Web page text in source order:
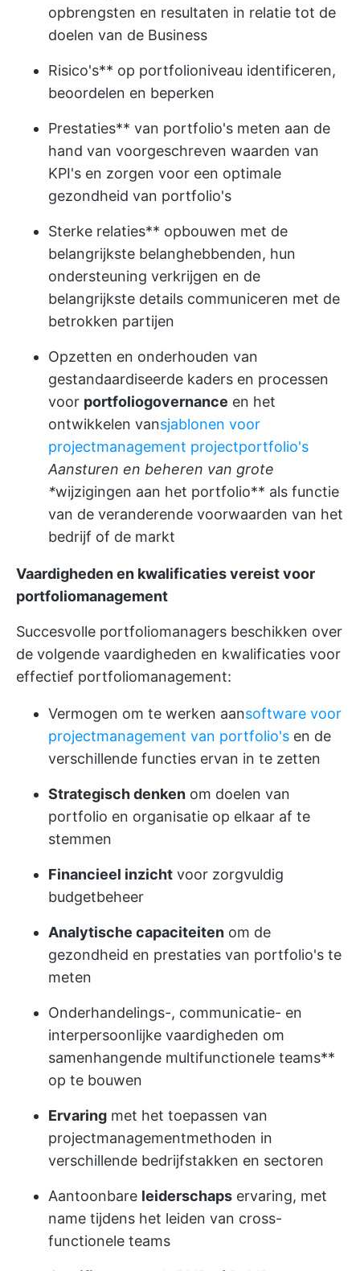
opbrengsten en resultaten in relatie tot de
doelen van de Business
Risico's** op portfolioniveau identificeren,
beoordelen en beperken
Prestaties** van portfolio's meten aan de
hand van voorgeschreven waarden van
KPI's en zorgen voor een optimale
gezondheid van portfolio's
Sterke relaties** opbouwen met de
belangrijkste belanghebbenden, hun
ondersteuning verkrijgen en de
belangrijkste details communiceren met de
betrokken partijen
Opzetten en onderhouden van
gestandaardiseerde kaders en processen
voor portfoliogovernance en het
ontwikkelen vansjablonen voor
projectmanagement projectportfolio's
Aansturen en beheren van grote
*wijzigingen aan het portfolio** als functie
van de veranderende voorwaarden van het
bedrijf of de markt
Vaardigheden en kwalificaties vereist voor
portfoliomanagement
Succesvolle portfoliomanagers beschikken over
de volgende vaardigheden en kwalificaties voor
effectief portfoliomanagement:
Vermogen om te werken aansoftware voor
projectmanagement van portfolio's en de
verschillende functies ervan in te zetten
Strategisch denken om doelen van
portfolio en organisatie op elkaar af te
stemmen
Financieel inzicht voor zorgvuldig
budgetbeheer
Analytische capaciteiten om de
gezondheid en prestaties van portfolio's te
meten
Onderhandelings-, communicatie- en
interpersoonlijke vaardigheden om
samenhangende multifunctionele teams**
op te bouwen
Ervaring met het toepassen van
projectmanagementmethoden in
verschillende bedrijfstakken en sectoren
Aantoonbare leiderschaps ervaring, met
name tijdens het leiden van cross-
functionele teams